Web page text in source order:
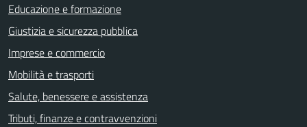
Educazione e formazione
Giustizia e sicurezza pubblica
Imprese e commercio
Mobilità e trasporti
Salute, benessere e assistenza
Tributi, finanze e contravvenzioni